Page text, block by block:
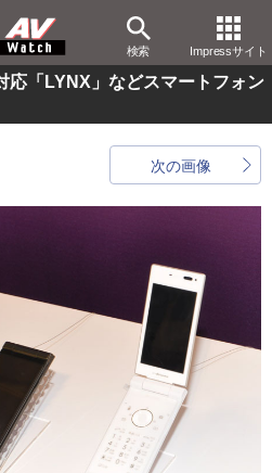
検索 Impressサイト
応「LYNX」などスマートフォン
次の画像